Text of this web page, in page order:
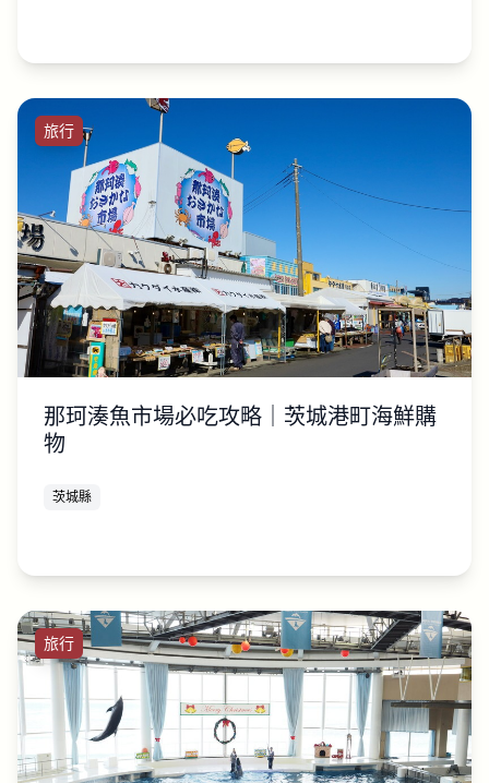
旅行
那珂湊魚市場必吃攻略｜茨城港町海鮮購
物
茨城縣
旅行